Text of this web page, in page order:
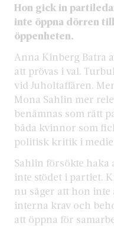
Hon gick in
inte öppna dörren
öppenheten.
Anna Kinberg Batra
att prövas i val.
vid Juholtaffären.
Mona Sahlin mer
benämnas som rätt
båda kvinnor som
politisk kritik i
Sahlin försökte haka
inte stödet i partiet.
nu säger att hon inte
interna krav och
att öppna för